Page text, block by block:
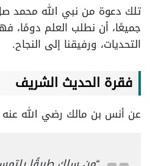
تلك دعوة من نبي الله محمد
جميعًا، أن نطلب العلم دومًا،
التحديات، ورفيقنا إلى النجاح.
فقرة الحديث الشريف
عن أنس بن مالك رضي الله